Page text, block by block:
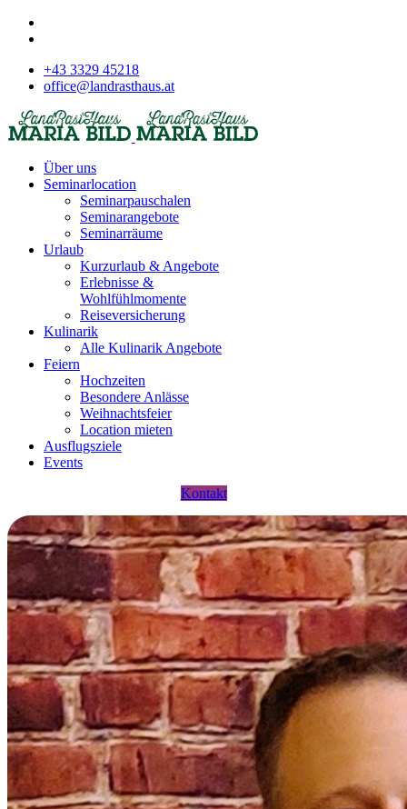
+43 3329 45218
office@landrasthaus.at
Über uns
Seminarlocation
Seminarpauschalen
Seminarangebote
Seminarräume
Urlaub
Kurzurlaub & Angebote
Erlebnisse &
Wohlfühlmomente
Reiseversicherung
Kulinarik
Alle Kulinarik Angebote
Feiern
Hochzeiten
Besondere Anlässe
Weihnachtsfeier
Location mieten
Ausflugsziele
Events
Kontakt